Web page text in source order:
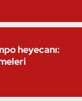
heyecanı: